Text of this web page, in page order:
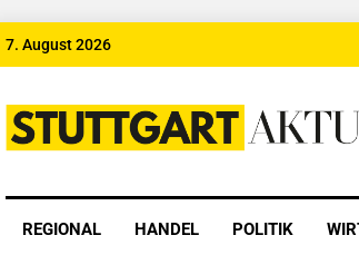
Skip
7. August 2026
Stuttgart
REGIONAL HANDEL POLITIK